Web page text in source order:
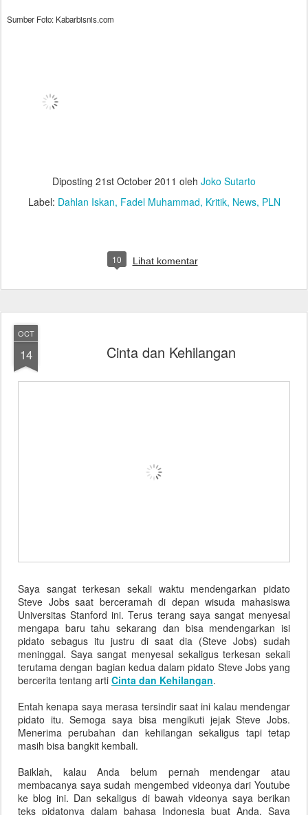
Sumber Foto: Kabarbisnis.com
Diposting 21st October 2011 oleh Joko Sutarto
Label: Dahlan Iskan Fadel Muhammad Kritik News PLN
10 Lihat komentar
OCT
14 Cinta dan Kehilangan
Saya sangat terkesan sekali waktu mendengarkan pidato
Steve Jobs saat berceramah di depan wisuda mahasiswa
Universitas Stanford ini. Terus terang saya sangat menyesal
mengapa baru tahu sekarang dan bisa mendengarkan isi
pidato sebagus itu justru di saat dia (Steve Jobs) sudah
meninggal. Saya sangat menyesal sekaligus terkesan sekali
terutama dengan bagian kedua dalam pidato Steve Jobs yang
bercerita tentang arti Cinta dan Kehilangan.
Entah kenapa saya merasa tersindir saat ini kalau mendengar
pidato itu. Semoga saya bisa mengikuti jejak Steve Jobs.
Menerima perubahan dan kehilangan sekaligus tapi tetap
masih bisa bangkit kembali.
Baiklah, kalau Anda belum pernah mendengar atau
membacanya saya sudah mengembed videonya dari Youtube
ke blog ini. Dan sekaligus di bawah videonya saya berikan
teks pidatonya dalam bahasa Indonesia buat Anda. Saya